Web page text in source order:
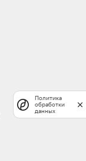
Политика
обработки
данных